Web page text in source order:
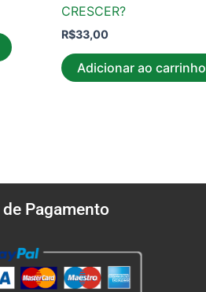
CRESCER?
R$33,00
Adicionar ao carrinho
Pagamento